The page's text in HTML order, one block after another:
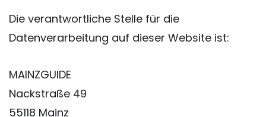
Die verantwortliche Stelle für die
Datenverarbeitung auf dieser Website ist:
MAINZGUIDE
Nackstraße 49
55118 Mainz